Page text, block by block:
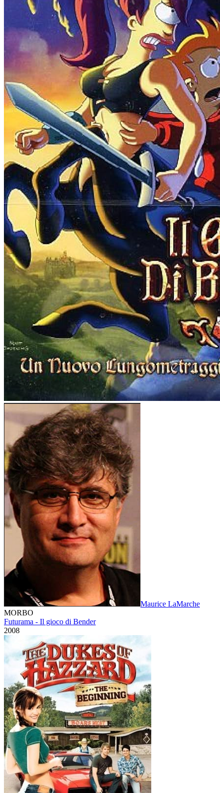
Maurice LaMarche
MORBO
Futurama - Il gioco di Bender
2008